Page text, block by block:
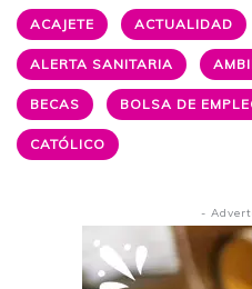
ACAJETE ACTUALIDAD
ALERTA SANITARIA
BECAS BOLSA DE
CATÓLICO
-